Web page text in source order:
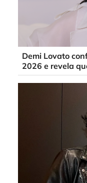
Demi Lovato
2026 e revela